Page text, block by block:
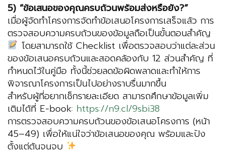
5) “ข้อเสนอของคุณครบถ้วนพร้อมส่งหรือยัง?”
เมื่อผู้จัดทำโครงการจัดทำข้อเสนอโครงการเสร็จแล้ว การ
ตรวจสอบความครบถ้วนของข้อมูลถือเป็นขั้นตอนสำคัญ
โดยสามารถใช้ Checklist เพื่อตรวจสอบว่าแต่ละส่วน
ของข้อเสนอครบถ้วนและสอดคล้องกับ 12 ส่วนสำคัญ ที่
กำหนดไว้ในคู่มือ ทั้งนี้ช่วยลดข้อผิดพลาดและทำให้การ
พิจารณาโครงการเป็นไปอย่างราบรื่นมากขึ้น
สำหรับผู้ที่อยากเช็กรายละเอียด สามารถศึกษาข้อมูลเพิ่ม
เติมได้ที่ E-book: https://n9.cl/9sbi38
การตรวจสอบความครบถ้วนของข้อเสนอโครงการ (หน้า
45–49) เพื่อให้แน่ใจว่าข้อเสนอของคุณ พร้อมและปัง
ตั้งแต่ต้นจนจบ